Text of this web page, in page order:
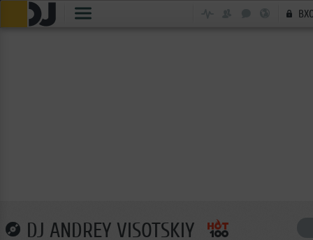
DJ ANDREY VISOTSKIY